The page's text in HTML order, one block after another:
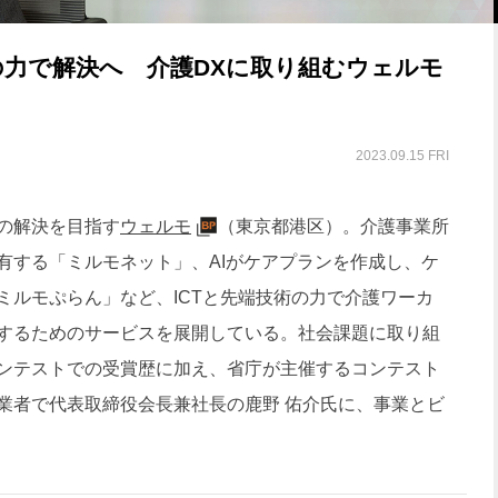
で解決へ 介護DXに取り組むウェルモ
2023.09.15 FRI
解決を目指すウェルモ
（東京都港区）。介護事業所
する「ミルモネット」、AIがケアプランを作成し、ケ
ルモぷらん」など、ICTと先端技術の力で介護ワーカ
るためのサービスを展開している。社会課題に取り組
テストでの受賞歴に加え、省庁が主催するコンテスト
者で代表取締役会長兼社長の⿅野 佑介氏に、事業とビ